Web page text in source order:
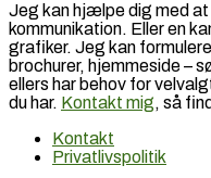
Jeg kan hjælpe dig med
kommunikation. Eller en
grafiker. Jeg kan
brochurer, hjemmeside –
ellers har behov for
du har. Kontakt mig, så
Kontakt
Privatlivspolitik